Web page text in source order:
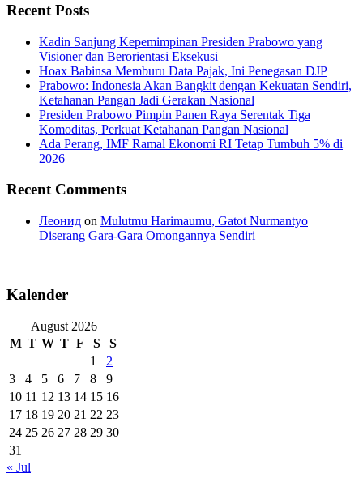
Recent Posts
Kadin Sanjung Kepemimpinan Presiden Prabowo yang
Visioner dan Berorientasi Eksekusi
Hoax Babinsa Memburu Data Pajak, Ini Penegasan DJP
Prabowo: Indonesia Akan Bangkit dengan Kekuatan Sendiri,
Ketahanan Pangan Jadi Gerakan Nasional
Presiden Prabowo Pimpin Panen Raya Serentak Tiga
Komoditas, Perkuat Ketahanan Pangan Nasional
Ada Perang, IMF Ramal Ekonomi RI Tetap Tumbuh 5% di
2026
Recent Comments
Леонид on Mulutmu Harimaumu, Gatot Nurmantyo
Diserang Gara-Gara Omongannya Sendiri
Kalender
August 2026
M T W T F S
S
1
2
3
4 5 6 7 8
9
10 11 12 13 14 15 16
17 18 19 20 21 22 23
24 25 26 27 28 29 30
31
« Jul